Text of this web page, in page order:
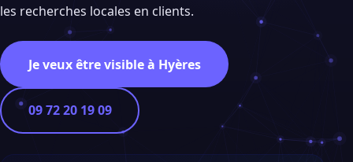
les recherches locales en clients.
Je veux être visible à Hyères
09 72 20 19 09